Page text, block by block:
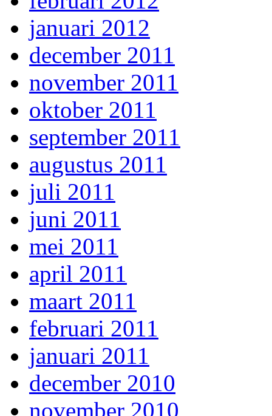
januari 2012
december 2011
november 2011
oktober 2011
september 2011
augustus 2011
juli 2011
juni 2011
mei 2011
april 2011
maart 2011
februari 2011
januari 2011
december 2010
november 2010